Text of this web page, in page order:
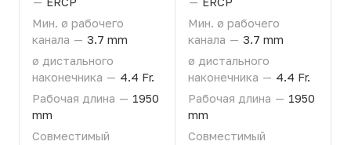
Мин. ø рабочего
канала — 3.7 mm
ø дистального
наконечника — 4.4 Fr.
Рабочая длина — 1950
mm
Совместимый
Мин. ø рабочего
канала — 3.7 mm
ø дистального
наконечника — 4.4 Fr.
Рабочая длина — 1950
mm
Совместимый